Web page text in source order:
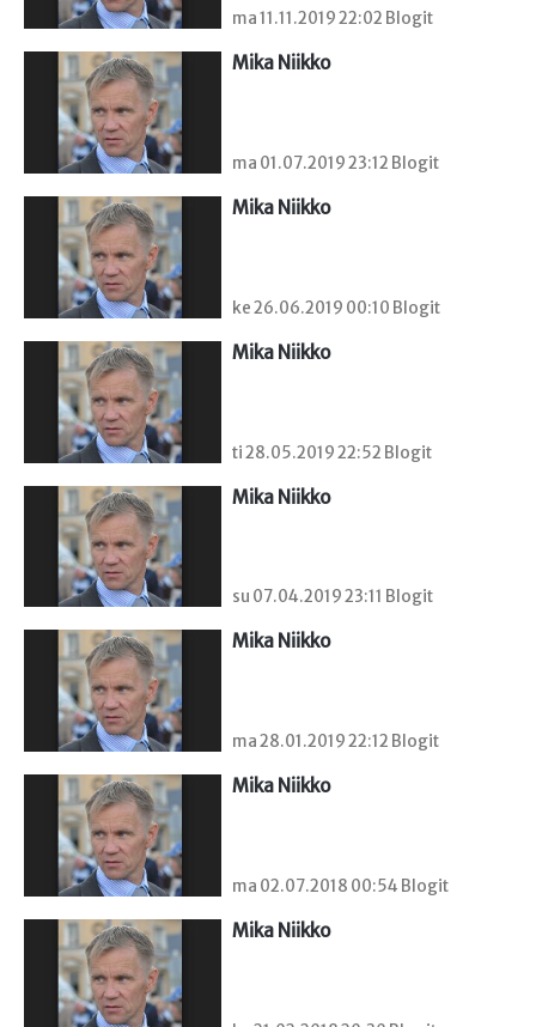
ma 11.11.2019 22:02 Blogit
Mika Niikko
ma 01.07.2019 23:12 Blogit
Mika Niikko
ke 26.06.2019 00:10 Blogit
Mika Niikko
ti 28.05.2019 22:52 Blogit
Mika Niikko
su 07.04.2019 23:11 Blogit
Mika Niikko
ma 28.01.2019 22:12 Blogit
Mika Niikko
ma 02.07.2018 00:54 Blogit
Mika Niikko